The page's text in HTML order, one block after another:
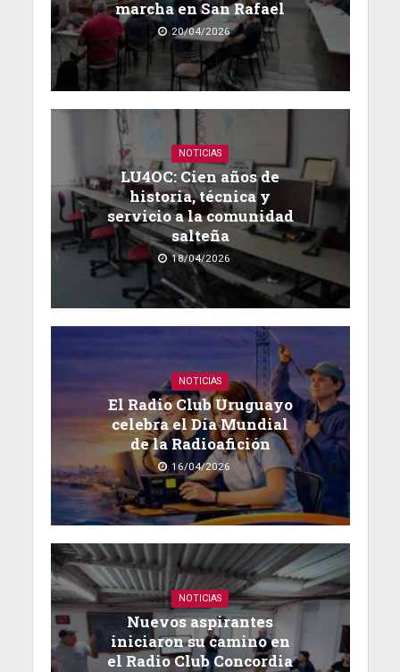
marcha en San Rafael
20/04/2026
NOTICIAS
LU4OC: Cien años de
historia, técnica y
servicio a la comunidad
salteña
18/04/2026
NOTICIAS
El Radio Club Uruguayo
celebra el Día Mundial
de la Radioafición
16/04/2026
NOTICIAS
Nuevos aspirantes
iniciaron su camino en
el Radio Club Concordia